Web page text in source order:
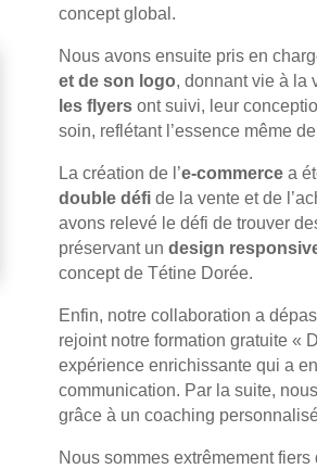
concept global.
Nous avons ensuite pris en
et de son logo, donnant vie à la
les flyersont suivi, leur
soin, reflétant l’essence même
La création de l’e-commercea
double défide la vente et de
avons relevé le défi de trouver
préservant un design
concept de Tétine Dorée.
Enfin, notre collaboration a
rejoint notre formation gratuite «
expérience enrichissante qui a
communication. Par la suite,
grâce à un coaching
Nous sommes extrêmement fiers